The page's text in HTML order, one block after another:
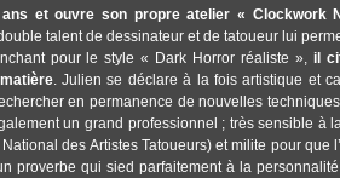
et ouvre son propre atelier « Clockwork
talent de dessinateur et de tatoueur lui
pour le style « Dark Horror réaliste », il
. Julien se déclare à la fois artistique et
en permanence de nouvelles
un grand professionnel ; très sensible à
des Artistes Tatoueurs) et milite pour que
proverbe qui sied parfaitement à la